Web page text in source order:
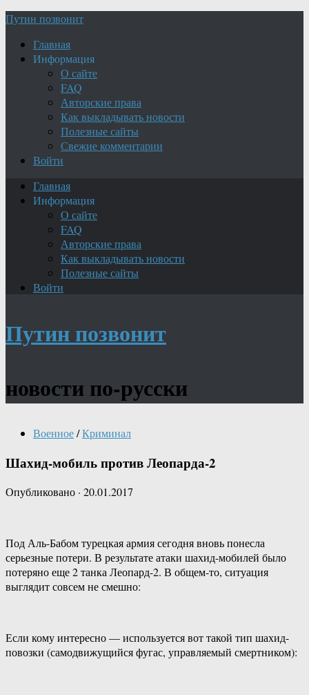
Путин позвонит
Главная
Информация
О сайте
FAQ
Авторские права
Как выкладывать новости
Полезные сайты
Свежие комментарии
Войти
Главная
Информация
О сайте
FAQ
Авторские права
Как выкладывать новости
Полезные сайты
Войти
Путин позвонит
новости по-русски
Военное/Криминал
Шахид-мобиль против Леопарда-2
Опубликовано · 20.01.2017
Под Аль-Бабом турецкая армия сегодня вновь понесла
серьезные потери. В результате атаки шахид-мобилей было
потеряно еще 2 танка Леопард-2. В общем-то, ситуация
выглядит совсем не смешно:
Если кому интересно — используется вот такой тип шахид-
повозки (самодвижущийся фугас, управляемый смертником):